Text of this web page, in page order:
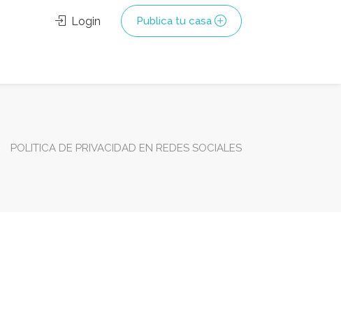
Login Publica tu casa
POLITICA DE PRIVACIDAD EN REDES SOCIALES